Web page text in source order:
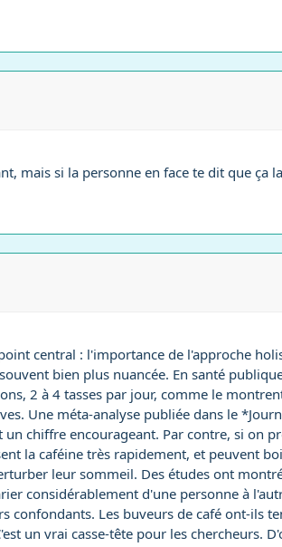
mais si la personne en face te dit que
central : l'importance de l'approche
bien plus nuancée. En santé
2 à 4 tasses par jour, comme le
Une méta-analyse publiée dans le
chiffre encourageant. Par contre, si on
la caféine très rapidement, et peuvent
leur sommeil. Des études ont
considérablement d'une personne à
confondants. Les buveurs de café ont-ils
un vrai casse-tête pour les chercheurs.